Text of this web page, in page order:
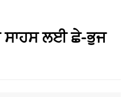
ਲਈ ਛੇ-ਭੁਜ